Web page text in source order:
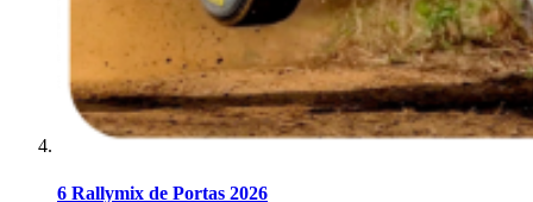
6 Rallymix de Portas 2026